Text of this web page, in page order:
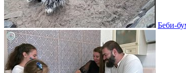
Беби-